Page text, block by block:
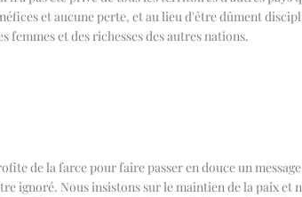
et aucune perte, et au lieu d'être dûment
et des richesses des autres nations.
de la farce pour faire passer en douce un
ignoré. Nous insistons sur le maintien de la paix et